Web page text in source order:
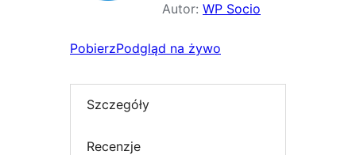
Autor: WP Socio
PobierzPodgląd na żywo
Szczegóły
Recenzje